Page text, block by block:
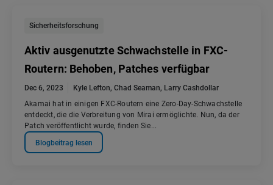
Sicherheitsforschung
Aktiv ausgenutzte Schwachstelle in FXC-
Routern: Behoben, Patches verfügbar
Dec 6, 2023 Kyle Lefton, Chad Seaman, Larry Cashdollar
Akamai hat in einigen FXC-Routern eine Zero-Day-Schwachstelle
entdeckt, die die Verbreitung von Mirai ermöglichte. Nun, da der
Patch veröffentlicht wurde, finden Sie...
Blogbeitrag lesen